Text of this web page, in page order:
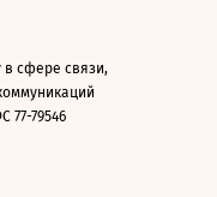
сфере связи,
77-79546